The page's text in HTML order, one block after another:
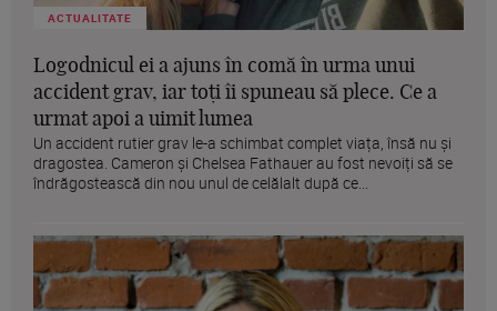
ACTUALITATE
Logodnicul ei a ajuns în comă în urma unui
accident grav, iar toți îi spuneau să plece. Ce a
urmat apoi a uimit lumea
Un accident rutier grav le-a schimbat complet viața, însă nu și
dragostea. Cameron și Chelsea Fathauer au fost nevoiți să se
îndrăgostească din nou unul de celălalt după ce...